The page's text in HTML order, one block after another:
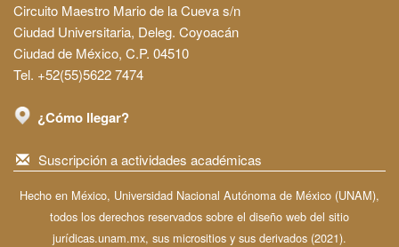
Circuito Maestro Mario de la Cueva s/n
Ciudad Universitaria, Deleg. Coyoacán
Ciudad de México, C.P. 04510
Tel. +52(55)5622 7474
¿Cómo llegar?
Suscripción a actividades académicas
Hecho en México, Universidad Nacional Autónoma de México (UNAM),
todos los derechos reservados sobre el diseño web del sitio
jurídicas.unam.mx, sus micrositios y sus derivados (2021).